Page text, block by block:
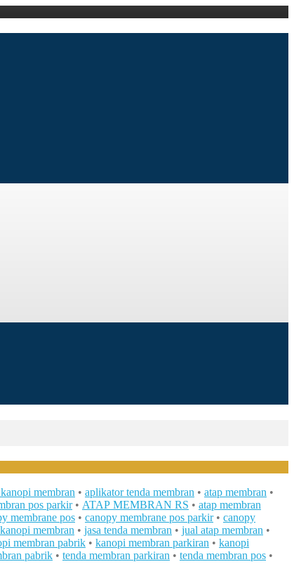
membran • aplikator tenda membran • atap membran •
pos parkir• ATAP MEMBRAN RS • atap membran
membrane pos • canopy membrane pos parkir• canopy
membran • jasa tenda membran • jual atap membran •
membran pabrik • kanopi membran parkiran • kanopi
pabrik • tenda membran parkiran • tenda membran pos •